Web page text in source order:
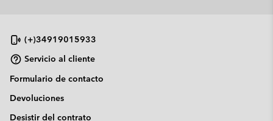
(+)34919015933
Servicio al cliente
Formulario de contacto
Devoluciones
Desistir del contrato